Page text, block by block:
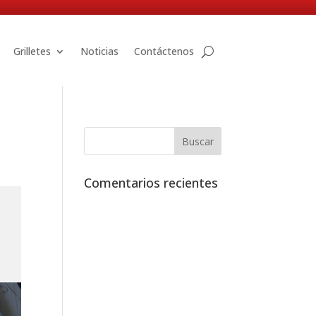
Grilletes Noticias Contáctenos
Comentarios recientes